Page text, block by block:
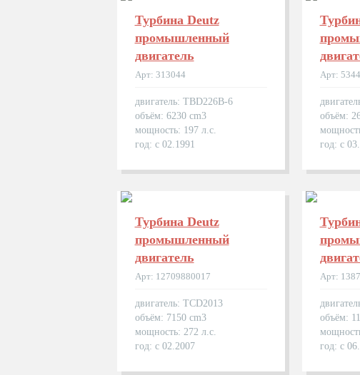
Турбина Deutz
промышленный
двигатель
Арт: 313044
двигатель: TBD226B-6
объём: 6230 cm3
мощность: 197 л.с.
год: с 02.1991
Арт:
объём:
год: с
Турбина Deutz
промышленный
двигатель
Арт: 12709880017
двигатель: TCD2013
объём: 7150 cm3
мощность: 272 л.с.
год: с 02.2007
Арт:
объём:
год: с